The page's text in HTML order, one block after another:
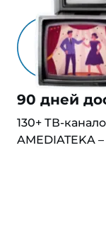
90 дней
130+ ТВ-
AMEDIATEKA